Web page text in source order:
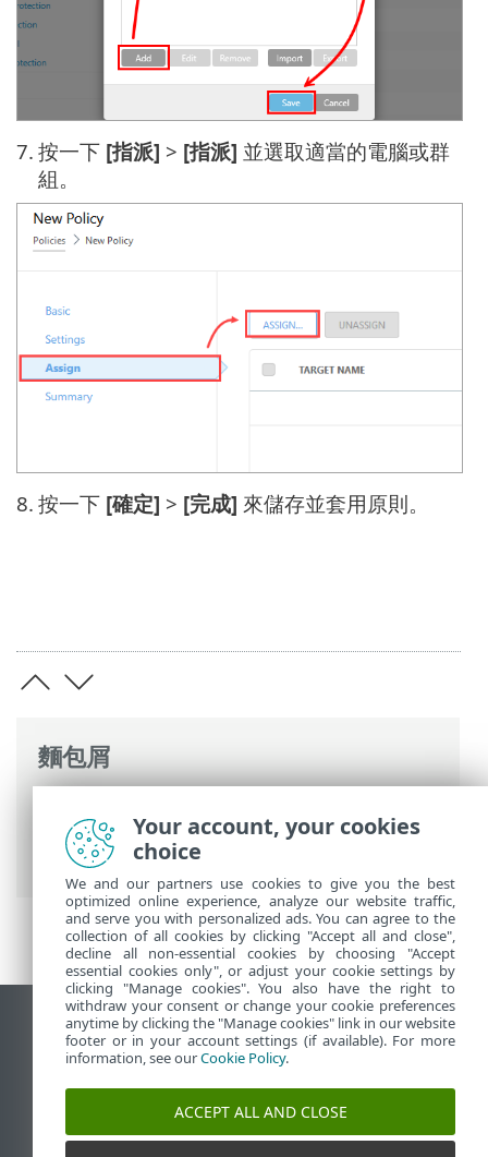
麵包屑
使用 ESET LiveGuard Advanced>使用排
除來改善效能> 排除處理程序
7. 按一下 [指派] > [指派] 並選取適當的電腦或群
組。
8. 按一下 [確定] > [完成] 來儲存並套用原則。
檢視桌面網站
End of Life
ESET 知識庫
ESET Status Portal
Your account, your cookies
choice
We and our partners use cookies to give you the best
optimized online experience, analyze our website traffic,
and serve you with personalized ads. You can agree to the
collection of all cookies by clicking "Accept all and close",
decline all non-essential cookies by choosing "Accept
essential cookies only", or adjust your cookie settings by
clicking "Manage cookies". You also have the right to
withdraw your consent or change your cookie preferences
anytime by clicking the "Manage cookies" link in our website
footer or in your account settings (if available). For more
information, see ourCookie Policy.
ACCEPT ALL AND CLOSE